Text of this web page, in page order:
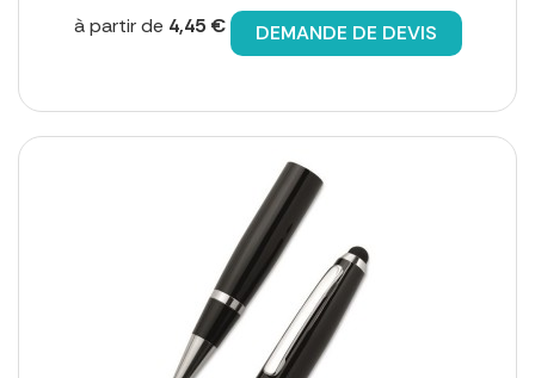
à partir de 4,45 € DEMANDE DE DEVIS